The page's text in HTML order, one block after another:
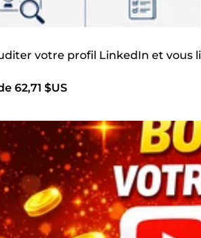
votre profil LinkedIn et vous
62,71 $US